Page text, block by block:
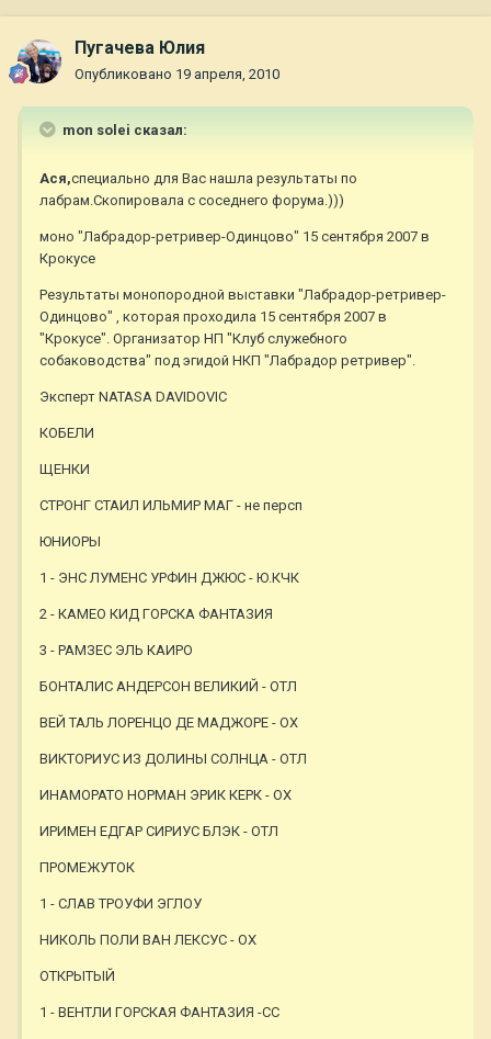
Пугачева Юлия
Опубликовано 19 апреля, 2010
mon solei сказал:
Ася,специально для Вас нашла результаты по
лабрам.Скопировала с соседнего форума.)))
моно "Лабрадор-ретривер-Одинцово" 15 сентября 2007 в
Крокусе
Результаты монопородной выставки "Лабрадор-ретривер-
Одинцово" , которая проходила 15 сентября 2007 в
"Крокусе". Организатор НП "Клуб служебного
собаководства" под эгидой НКП "Лабрадор ретривер".
Эксперт NATASA DAVIDOVIC
КОБЕЛИ
ЩЕНКИ
СТРОНГ СТАИЛ ИЛЬМИР МАГ - не персп
ЮНИОРЫ
1 - ЭНС ЛУМЕНС УРФИН ДЖЮС - Ю.КЧК
2 - КАМЕО КИД ГОРСКА ФАНТАЗИЯ
3 - РАМЗЕС ЭЛЬ КАИРО
БОНТАЛИС АНДЕРСОН ВЕЛИКИЙ - ОТЛ
ВЕЙ ТАЛЬ ЛОРЕНЦО ДЕ МАДЖОРЕ - ОХ
ВИКТОРИУС ИЗ ДОЛИНЫ СОЛНЦА - ОТЛ
ИНАМОРАТО НОРМАН ЭРИК КЕРК - ОХ
ИРИМЕН ЕДГАР СИРИУС БЛЭК - ОТЛ
ПРОМЕЖУТОК
1 - СЛАВ ТРОУФИ ЭГЛОУ
НИКОЛЬ ПОЛИ ВАН ЛЕКСУС - ОХ
ОТКРЫТЫЙ
1 - ВЕНТЛИ ГОРСКАЯ ФАНТАЗИЯ -СС